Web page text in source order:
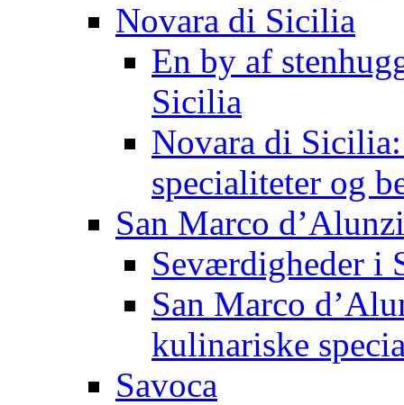
Novara di Sicilia
En by af
Sicilia
Novara di
specialiteter og
San Marco
Seværdigheder i
San Marco
kulinariske
Savoca